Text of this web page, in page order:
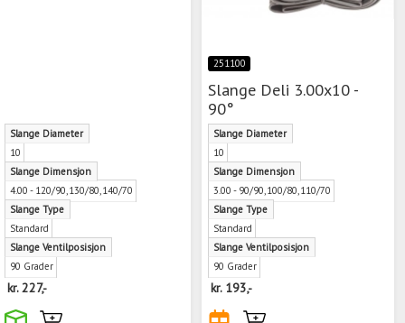
Slange Diameter
10
Slange Dimensjon
4.00 - 120/90,130/80,140/70
Slange Type
Standard
Slange Ventilposisjon
90 Grader
kr.227,-
251100
Slange Deli 3.00x10 -
90°
Slange Diameter
10
Slange Dimensjon
3.00 - 90/90,100/80,110/70
Slange Type
Standard
Slange Ventilposisjon
90 Grader
kr. 193,-